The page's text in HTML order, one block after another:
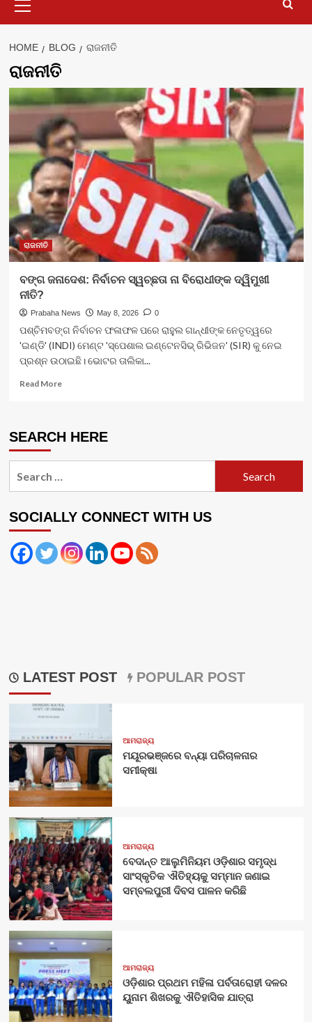
Menu
HOME BLOG ରାଜନୀତି
ରାଜନୀତି
ରାଜନୀତି
ବଙ୍ଗ ଜନାଦେଶ: ନିର୍ବାଚନ ସ୍ୱଚ୍ଛତା ନା ବିରୋଧୀଙ୍କ ଦ୍ୱିମୁଖୀ
ନୀତି?
Prabaha News May 8, 2026 0
ପଶ୍ଚିମବଙ୍ଗ ନିର୍ବାଚନ ଫଳାଫଳ ପରେ ରାହୁଲ ଗାନ୍ଧୀଙ୍କ ନେତୃତ୍ୱରେ
'ଇଣ୍ଡି' (INDI) ମେଣ୍ଟ 'ସ୍ପେଶାଲ ଇଣ୍ଟେନସିଭ୍ ରିଭିଜନ' (SIR) କୁ ନେଇ
ପ୍ରଶ୍ନ ଉଠାଇଛି। ଭୋଟର ତାଲିକା...
Read MoreRead
ଜନାଦେଶ:
ସ୍ୱଚ୍ଛତା
ନୀତି?
SEARCH HERE
SOCIALLY CONNECT WITH US
LATEST POST POPULAR POST
ଆମରାଜ୍ୟ
ମୟୂରଭଞ୍ଜରେ ବନ୍ୟା ପରିଚାଳନାର
ସମୀକ୍ଷା
ଆମରାଜ୍ୟ
ବେଦାନ୍ତ ଆଲୁମିନିୟମ ଓଡ଼ିଶାର ସମୃଦ୍ଧ
ସାଂସ୍କୃତିକ ଐତିହ୍ୟକୁ ସମ୍ମାନ ଜଣାଇ
ସମ୍ବଲପୁରୀ ଦିବସ ପାଳନ କରିଛି
ଆମରାଜ୍ୟ
ଓଡ଼ିଶାର ପ୍ରଥମ ମହିଳା ପର୍ବତାରୋହୀ ଦଳର
ୟୁନାମ ଶିଖରକୁ ଐତିହାସିକ ଯାତ୍ରା